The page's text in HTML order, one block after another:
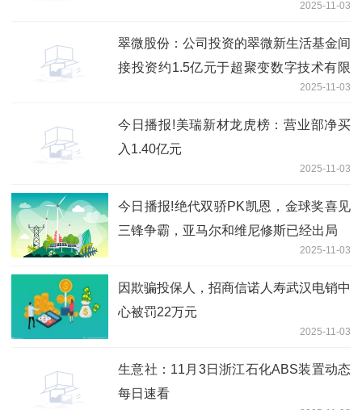
2025-11-03
翠微股份：公司投资的翠微新生活基金间
接投资约1.5亿元于超聚变数字技术有限
2025-11-03
今日播报!美瑞新材龙虎榜：营业部净买
入1.40亿元
2025-11-03
今日播报!绝代双骄PK凯恩，金球奖喜见
三锋争霸，亚马尔和维尼修斯已经出局
2025-11-03
因欺骗投保人，招商信诺人寿武汉电销中
心被罚22万元
2025-11-03
生意社：11月3日浙江石化ABS装置动态
每日速看